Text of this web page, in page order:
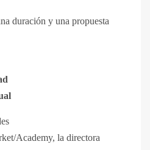
duración y una propuesta
Academy, la directora